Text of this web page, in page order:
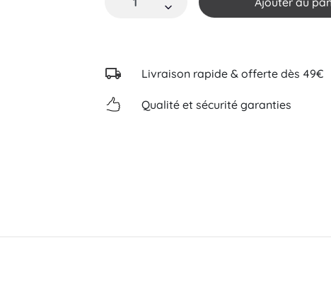
Livraison rapide & offerte dès 49€
Qualité et sécurité garanties